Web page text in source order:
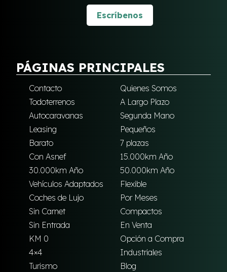
Escríbenos
PÁGINAS PRINCIPALES
Contacto
Quienes Somos
Todoterrenos
A Largo Plazo
Autocaravanas
Segunda Mano
Leasing
Pequeños
Barato
7 plazas
Con Asnef
15.000km Año
30.000km Año
50.000km Año
Vehículos Adaptados
Flexible
Coches de Lujo
Por Meses
Sin Carnet
Compactos
Sin Entrada
En Venta
KM 0
Opción a Compra
4×4
Industriales
Turismo
Blog